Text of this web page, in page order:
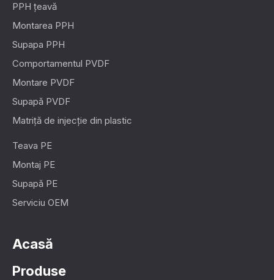
PPH țeavă
Montarea PPH
Supapa PPH
Comportamentul PVDF
Montare PVDF
Supapă PVDF
Matriță de injecție din plastic
Teava PE
Montaj PE
Supapă PE
Serviciu OEM
Acasă
Produse